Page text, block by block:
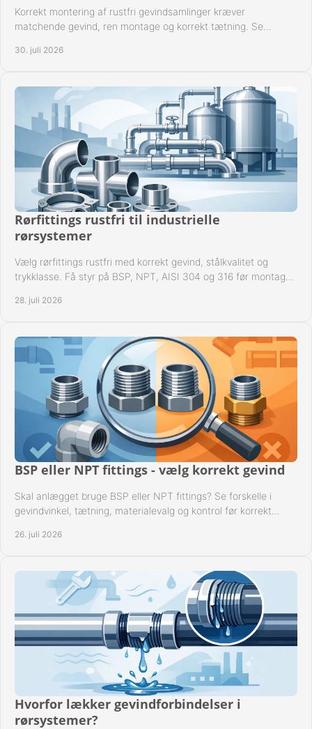
Korrekt montering af rustfri gevindsamlinger kræver
matchende gevind, ren montage og korrekt tætning. Se
30. juli 2026
Rørfittings rustfri til industrielle
rørsystemer
Vælg rørfittings rustfri med korrekt gevind, stålkvalitet og
trykklasse. Få styr på BSP, NPT, AISI 304 og 316 før montage
28. juli 2026
BSP eller NPT fittings - vælg korrekt gevind
Skal anlægget bruge BSP eller NPT fittings? Se forskelle i
gevindvinkel, tætning, materialevalg og kontrol før korrekt
26. juli 2026
Hvorfor lækker gevindforbindelser i
rørsystemer?